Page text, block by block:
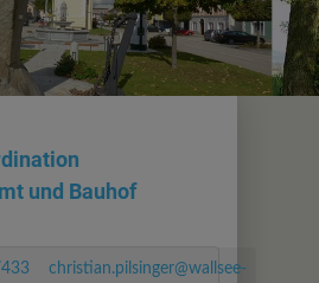
und Bauhof
christian.pilsinger@wallsee-